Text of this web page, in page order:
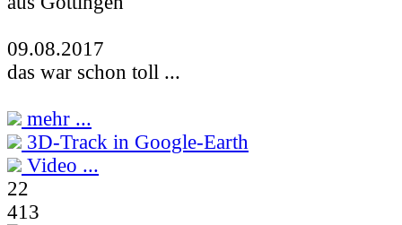
09.08.2017
das war schon toll ...
mehr ...
3D-Track in Google-Earth
Video ...
22
413